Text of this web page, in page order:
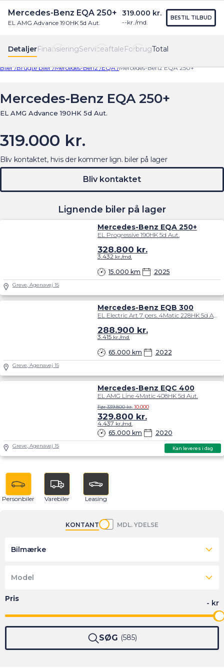
Find os Menu
DetaljerFinansieringServiceaftaleForbrugTotal
Mercedes-Benz EQA 250+
EL AMG Advance 190HK 5d Aut.
319.000 kr.
--kr./md.
BESTIL TILBUD
Biler /Brugte biler /Mercedes-Benz /EQA /Mercedes-Benz EQA 250+
Mercedes-Benz EQA 250+
EL AMG Advance 190HK 5d Aut.
319.000 kr.
Lignende biler på lager
Mercedes-Benz EQA 250+
EL Progressive 190HK 5d Aut.
15.000 km 2025
328.800 kr.
3.432kr./md.
Greve, Agenavej 15
Mercedes-Benz EQB 300
EL Electric Art 7 pers. 4Matic 228HK 5d Aut.
65.000 km 2022
288.900 kr.
3.415kr./md.
Greve, Agenavej 15
Kan leveres i dag
Mercedes-Benz EQC 400
EL AMG Line 4Matic 408HK 5d Aut.
65.000 km 2020
Før 339.800 kr. 10.000
329.800 kr.
4.437 kr./md.
Greve, Agenavej 15
Bliv kontaktet, hvis der kommer lign. biler på lager
Bliv kontaktet
Personbiler Varebiler Leasing
KONTANT MDL. YDELSE
Bilmærke
Model
SØG 585